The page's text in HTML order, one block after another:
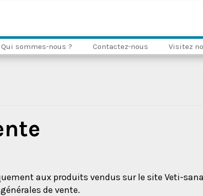
Qui sommes-nous ? Contactez-nous Visitez
aux produits vendus sur le site Veti-
de vente.